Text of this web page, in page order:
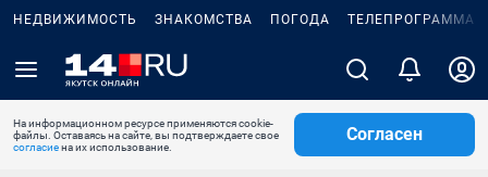
НЕДВИЖИМОСТЬ ЗНАКОМСТВА ПОГОДА ТЕЛЕПРОГРАММА
На информационном ресурсе применяются cookie-
файлы. Оставаясь на сайте, вы подтверждаете свое
согласиена их использование.
Согласен